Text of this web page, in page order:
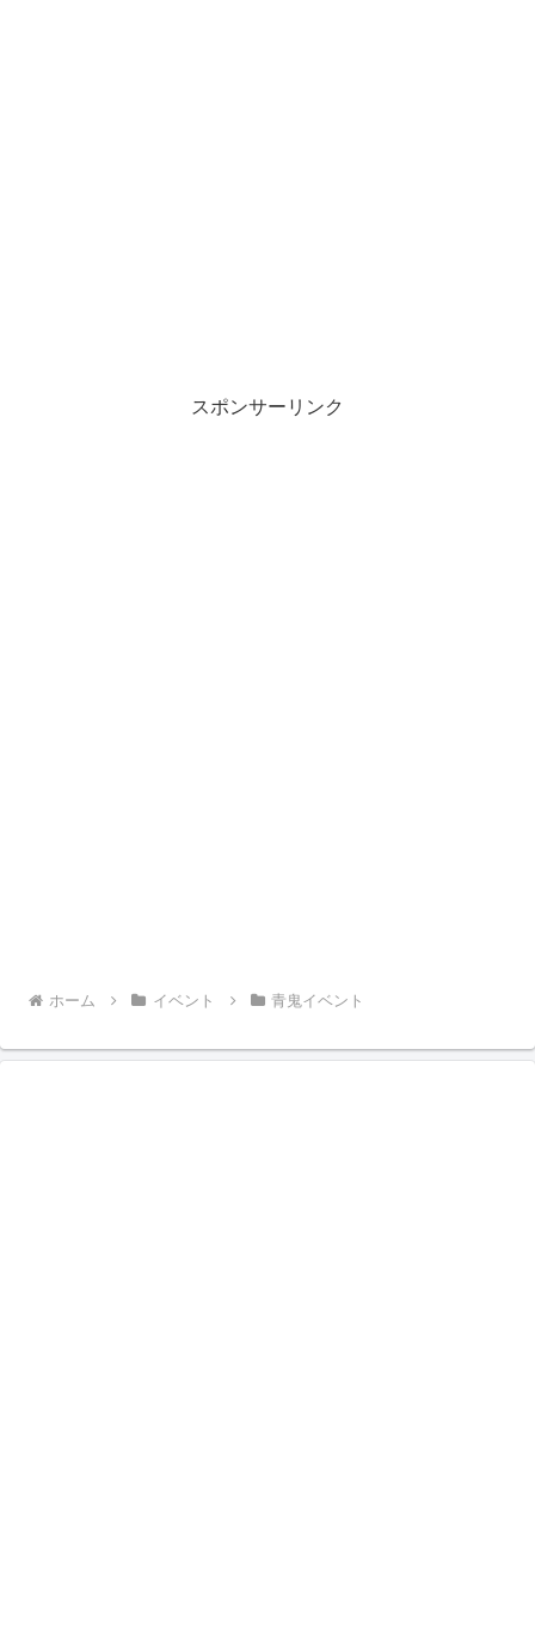
スポンサーリンク
ホーム イベント 青鬼イベント